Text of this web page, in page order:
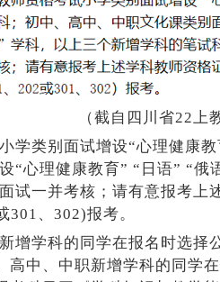
（截自四川省22上
学类别面试增设“心理健康
“心理健康教育” “日语” “
试一并考核；请有意报考上
301、302)报考。
增学科的同学在报名时选择
高中、中职新增学科的同学